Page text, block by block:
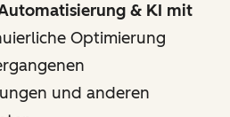
& KI mit
Optimierung
und anderen